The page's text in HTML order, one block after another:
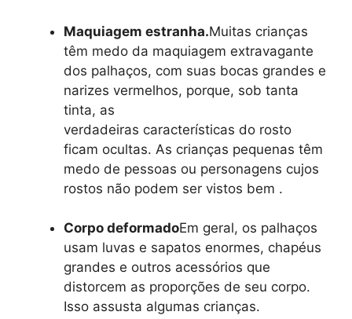
Maquiagem estranha.Muitas crianças
têm medo da maquiagem extravagante
dos palhaços, com suas bocas grandes e
narizes vermelhos, porque, sob tanta
tinta, as
verdadeiras características do rosto
ficam ocultas. As crianças pequenas têm
medo de pessoas ou personagens cujos
rostos não podem ser vistos bem .
Corpo deformadoEm geral, os palhaços
usam luvas e sapatos enormes, chapéus
grandes e outros acessórios que
distorcem as proporções de seu corpo.
Isso assusta algumas crianças.